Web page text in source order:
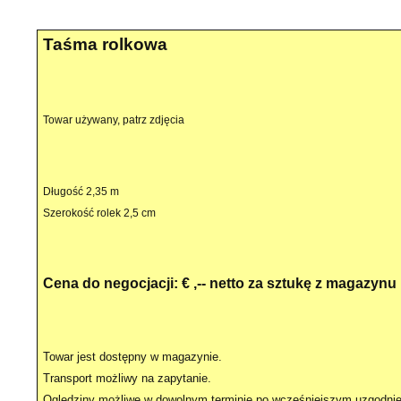
Taśma rolkowa
Towar używany, patrz zdjęcia
Długość 2,35 m
Szerokość rolek 2,5 cm
Cena do negocjacji: € ,-- netto za sztukę z magazynu
Towar jest dostępny w magazynie.
Transport możliwy na zapytanie.